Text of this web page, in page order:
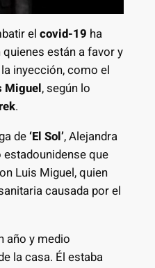
el covid-19 ha
están a favor y
inyección, como el
Miguel, según lo
.
de‘El Sol’, Alejandra
que
Luis Miguel, quien
causada por el
año y medio
la casa. Él estaba